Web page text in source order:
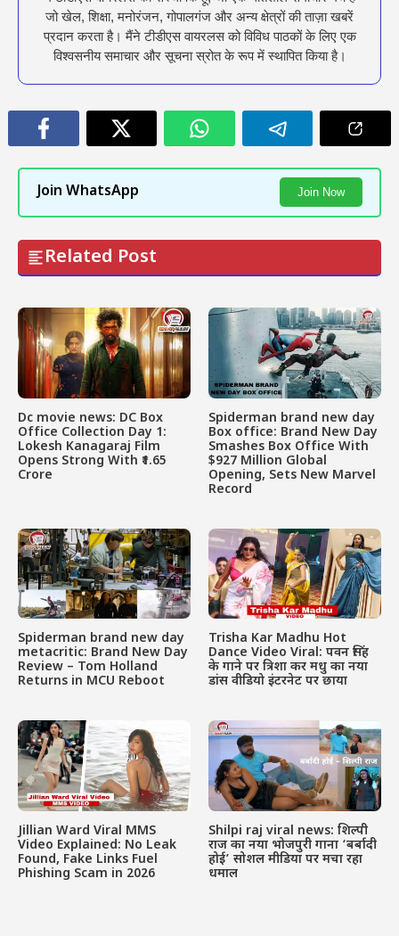
जो खेल, शिक्षा, मनोरंजन, गोपालगंज और अन्य क्षेत्रों की ताज़ा खबरें
प्रदान करता है। मैंने टीडीएस वायरलस को विविध पाठकों के लिए एक
विश्वसनीय समाचार और सूचना स्रोत के रूप में स्थापित किया है।
Join WhatsApp Join Now
Related Post
Dc movie news: DC Box
Office Collection Day 1:
Lokesh Kanagaraj Film
Opens Strong With ₹1.65
Crore
Spiderman brand new day
Box office: Brand New Day
Smashes Box Office With
$927 Million Global
Opening, Sets New Marvel
Record
Spiderman brand new day
metacritic: Brand New Day
Review – Tom Holland
Returns in MCU Reboot
Trisha Kar Madhu Hot
Dance Video Viral: पवन सिंह
के गाने पर त्रिशा कर मधु का नया
डांस वीडियो इंटरनेट पर छाया
Jillian Ward Viral MMS
Video Explained: No Leak
Found, Fake Links Fuel
Phishing Scam in 2026
Shilpi raj viral news: शिल्पी
राज का नया भोजपुरी गाना ‘बर्बादी
होई’ सोशल मीडिया पर मचा रहा
धमाल